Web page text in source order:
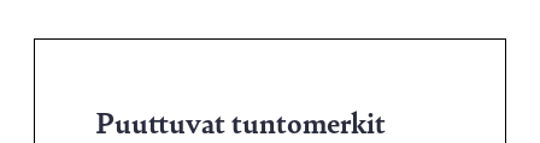
Puuttuvat tuntomerkit